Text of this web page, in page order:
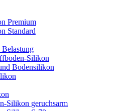
Premium
Standard
Silikon
Bodensilikon
Silikon geruchsarm